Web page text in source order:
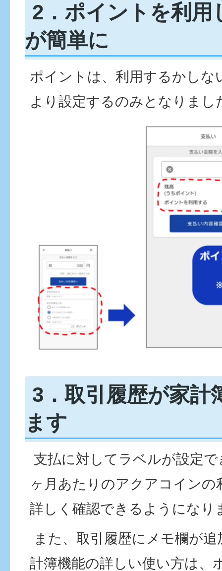
2．ポイントを利用
が簡単に
ポイントは、利用するかしな
より設定するのみとなりまし
3．取引履歴が家計
ます
支払に対してラベルが設定
ヶ月あたりのアクアコインの
詳しく確認できるようになり
また、取引履歴にメモ欄が
計簿機能の詳しい使い方は、